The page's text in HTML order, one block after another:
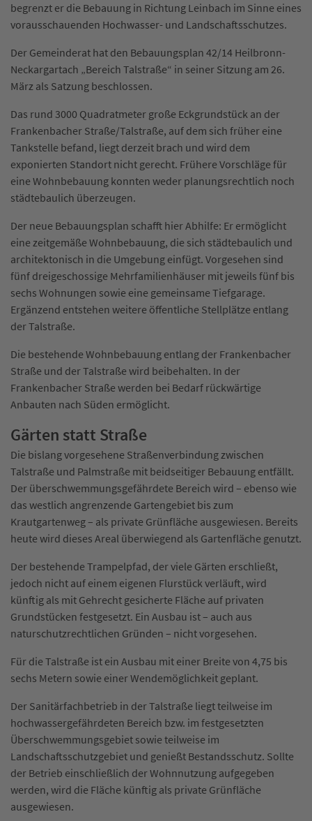
begrenzt er die Bebauung in Richtung Leinbach im Sinne eines
vorausschauenden Hochwasser- und Landschaftsschutzes.
Der Gemeinderat hat den Bebauungsplan 42/14 Heilbronn-
Neckargartach „Bereich Talstraße“ in seiner Sitzung am 26.
März als Satzung beschlossen.
Das rund 3000 Quadratmeter große Eckgrundstück an der
Frankenbacher Straße/Talstraße, auf dem sich früher eine
Tankstelle befand, liegt derzeit brach und wird dem
exponierten Standort nicht gerecht. Frühere Vorschläge für
eine Wohnbebauung konnten weder planungsrechtlich noch
städtebaulich überzeugen.
Der neue Bebauungsplan schafft hier Abhilfe: Er ermöglicht
eine zeitgemäße Wohnbebauung, die sich städtebaulich und
architektonisch in die Umgebung einfügt. Vorgesehen sind
fünf dreigeschossige Mehrfamilienhäuser mit jeweils fünf bis
sechs Wohnungen sowie eine gemeinsame Tiefgarage.
Ergänzend entstehen weitere öffentliche Stellplätze entlang
der Talstraße.
Die bestehende Wohnbebauung entlang der Frankenbacher
Straße und der Talstraße wird beibehalten. In der
Frankenbacher Straße werden bei Bedarf rückwärtige
Anbauten nach Süden ermöglicht.
Gärten statt Straße
Die bislang vorgesehene Straßenverbindung zwischen
Talstraße und Palmstraße mit beidseitiger Bebauung entfällt.
Der überschwemmungsgefährdete Bereich wird – ebenso wie
das westlich angrenzende Gartengebiet bis zum
Krautgartenweg – als private Grünfläche ausgewiesen. Bereits
heute wird dieses Areal überwiegend als Gartenfläche genutzt.
Der bestehende Trampelpfad, der viele Gärten erschließt,
jedoch nicht auf einem eigenen Flurstück verläuft, wird
künftig als mit Gehrecht gesicherte Fläche auf privaten
Grundstücken festgesetzt. Ein Ausbau ist – auch aus
naturschutzrechtlichen Gründen – nicht vorgesehen.
Für die Talstraße ist ein Ausbau mit einer Breite von 4,75 bis
sechs Metern sowie einer Wendemöglichkeit geplant.
Der Sanitärfachbetrieb in der Talstraße liegt teilweise im
hochwassergefährdeten Bereich bzw. im festgesetzten
Überschwemmungsgebiet sowie teilweise im
Landschaftsschutzgebiet und genießt Bestandsschutz. Sollte
der Betrieb einschließlich der Wohnnutzung aufgegeben
werden, wird die Fläche künftig als private Grünfläche
ausgewiesen.